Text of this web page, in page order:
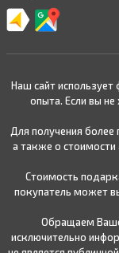
Наш сайт
опыта. Если вы
Для получения
а также о
Стоимость
покупатель может
Обращаем Ваше
исключительно